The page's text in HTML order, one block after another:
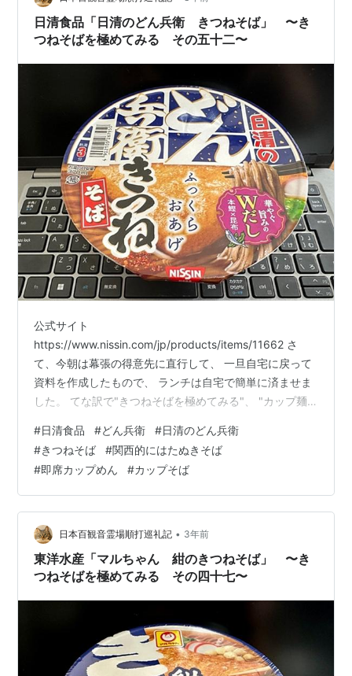
日清食品「日清のどん兵衛 きつねそば」 〜き
つねそばを極めてみる その五十二〜
公式サイト
https://www.nissin.com/jp/products/items/11662 さ
て、今朝は幕張の得意先に直行して、 一旦自宅に戻って
資料を作成したもので、 ランチは自宅で簡単に済ませま
した。 てな訳で"きつねそばを極めてみる"、 "カップ麺
バル、 日清食品・どん兵衛のきつねそば。 コチラもあま
り店頭で見ることがなく、 最寄りのイオンでやっと発見
して購入しました。 日清のどん兵衛きつねそば(236円)
【税抜・希望小売価格】。 さて、コチラも公式サイトに
よれば、 やはり発売は意外にも「全国」。 発売時期やリ
ニュー…
#日清食品 #どん兵衛 #日清のどん兵衛
#きつねそば #関西的にはたぬきそば
#即席カップめん #カップそば
日本百観音霊場順打巡礼記 • 3年前
東洋水産「マルちゃん 紺のきつねそば」 〜き
つねそばを極めてみる その四十七〜